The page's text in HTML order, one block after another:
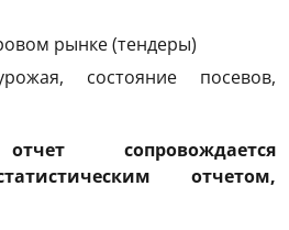
рынке (тендеры)
состояние посевов,
сопровождается
отчетом,